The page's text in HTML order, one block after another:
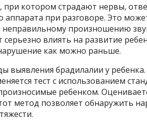
при котором страдают нервы,
при разговоре. Это
произношению
серьезно влиять на развитие
как можно раньше.
выявления брадилалии у
тест с использованием
ребенком.
метод позволяет обнаружить